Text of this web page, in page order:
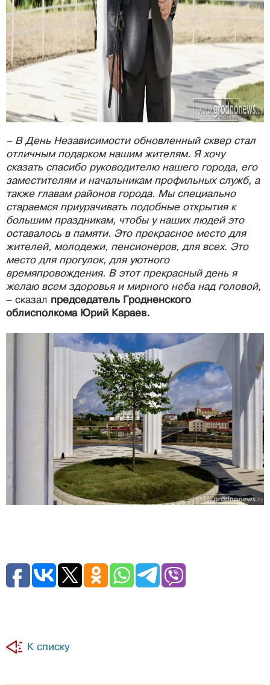
– В День Независимости обновленный сквер стал
отличным подарком нашим жителям. Я хочу
сказать спасибо руководителю нашего города, его
заместителям и начальникам профильных служб, а
также главам районов города. Мы специально
стараемся приурачивать подобные открытия к
большим праздникам, чтобы у наших людей это
оставалось в памяти. Это прекрасное место для
жителей, молодежи, пенсионеров, для всех. Это
место для прогулок, для уютного
времяпровождения. В этот прекрасный день я
желаю всем здоровья и мирного неба над головой,
– сказал председатель Гродненского
облисполкома Юрий Караев.
К списку